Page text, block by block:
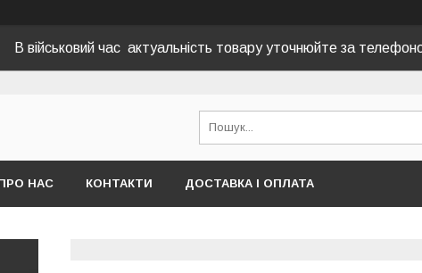
В військовий час актуальність товару уточнюйте за
НАС КОНТАКТИ ДОСТАВКА І ОПЛАТА